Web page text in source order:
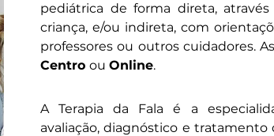
pediátrica de forma direta,
criança, e/ou indireta, com
professores ou outros cuidadores.
Centro ou Online.
A Terapia da Fala é a
avaliação, diagnóstico e